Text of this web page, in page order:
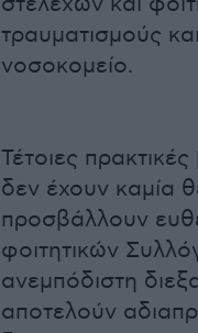
τραυματισμούς
νοσοκομείο.
Τέτοιες
δεν έχουν καμία
προσβάλλουν
φοιτητικών
ανεμπόδιστη
αποτελούν